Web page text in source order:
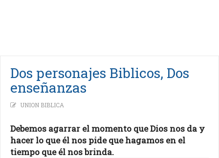
Dos personajes Biblicos, Dos
enseñanzas
UNION BIBLICA
Debemos agarrar el momento que Dios nos da y
hacer lo que él nos pide que hagamos en el
tiempo que él nos brinda.